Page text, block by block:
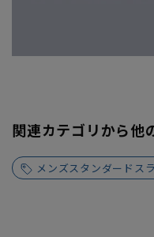
関連カテゴリから他
メンズスタンダードス